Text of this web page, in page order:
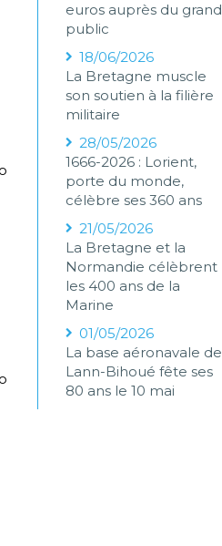
euros auprès du grand
public
18/06/2026
La Bretagne muscle
son soutien à la filière
militaire
28/05/2026
1666-2026 : Lorient,
porte du monde,
célèbre ses 360 ans
21/05/2026
La Bretagne et la
Normandie célèbrent
les 400 ans de la
Marine
01/05/2026
La base aéronavale de
Lann-Bihoué fête ses
80 ans le 10 mai